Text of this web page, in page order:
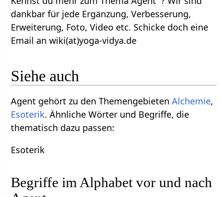
dankbar für jede Ergänzung, Verbesserung,
Erweiterung, Foto, Video etc. Schicke doch eine
Email an wiki(at)yoga-vidya.de
Siehe auch
Agent gehört zu den ThemengebietenAlchemie,
Esoterik. Ähnliche Wörter und Begriffe, die
thematisch dazu passen:
Esoterik
Begriffe im Alphabet vor und nach